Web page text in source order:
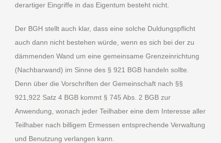
derartiger Eingriffe in das Eigentum besteht nicht.
Der BGH stellt auch klar, dass eine solche Duldungspflicht
auch dann nicht bestehen würde, wenn es sich bei der zu
dämmenden Wand um eine gemeinsame Grenzeinrichtung
(Nachbarwand) im Sinne des § 921 BGB handeln sollte.
Denn über die Vorschriften der Gemeinschaft nach §§
921,922 Satz 4 BGB kommt § 745 Abs. 2 BGB zur
Anwendung, wonach jeder Teilhaber eine dem Interesse aller
Teilhaber nach billigem Ermessen entsprechende Verwaltung
und Benutzung verlangen kann.